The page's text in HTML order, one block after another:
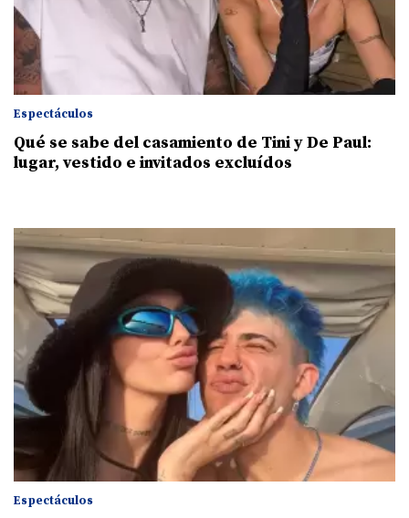
Espectáculos
Qué se sabe del casamiento de Tini y De Paul:
lugar, vestido e invitados excluídos
Espectáculos